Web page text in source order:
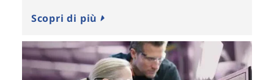
Scopri di più